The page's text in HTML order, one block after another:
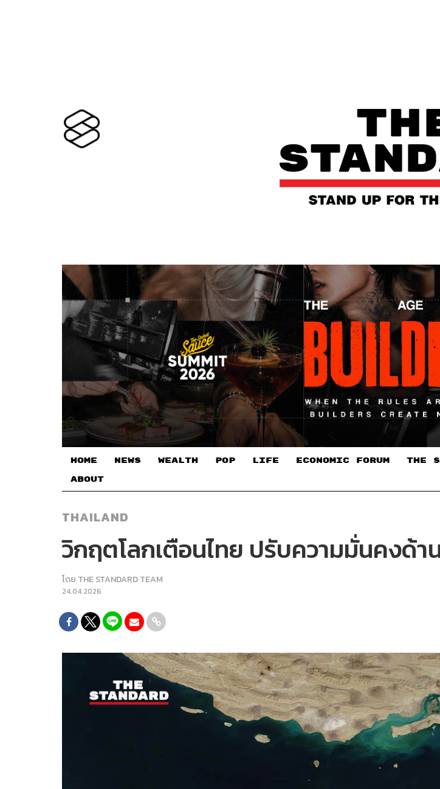
HOME NEWS WEALTH POP LIFE ECONOMIC FORUM THE
ABOUT
THAILAND
วิกฤตโลกเตือนไทย ปรับความมั่นคงด้
โดย THE STANDARD TEAM
24.04.2026